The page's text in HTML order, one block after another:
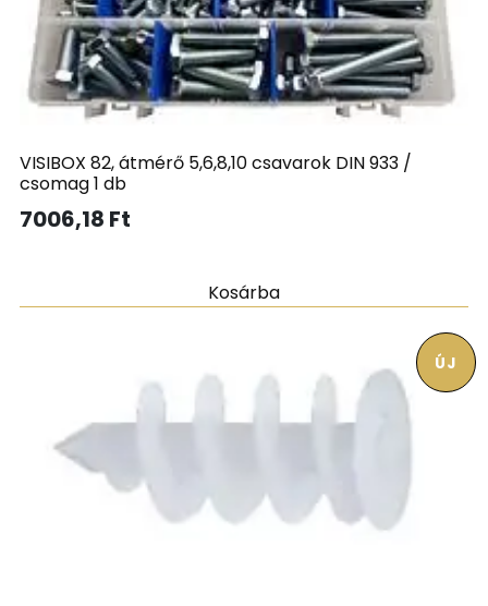
VISIBOX 82, átmérő 5,6,8,10 csavarok DIN 933 /
csomag 1 db
7006,18 Ft
Kosárba
ÚJ